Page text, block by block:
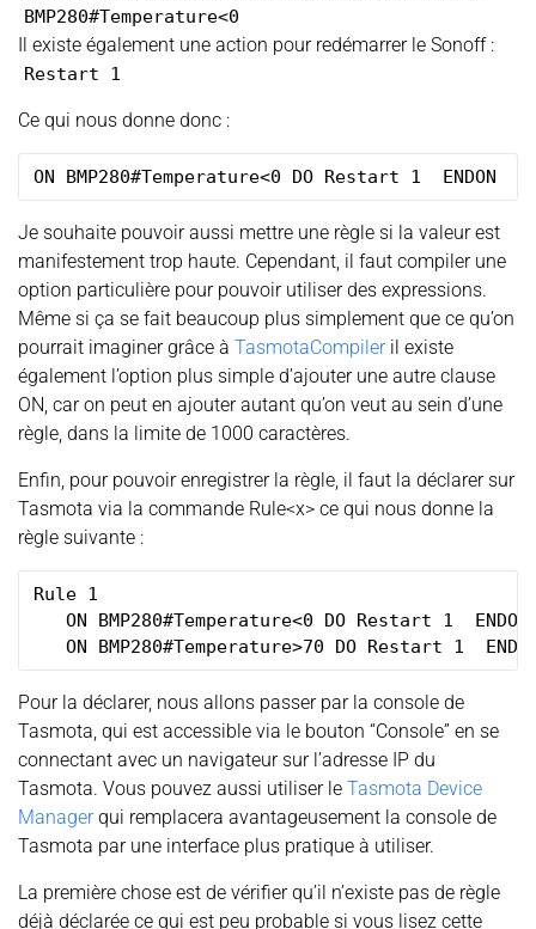
BMP280#Temperature<0
Il existe également une action pour redémarrer le Sonoff :
Restart 1
Ce qui nous donne donc :
Je souhaite pouvoir aussi mettre une règle si la valeur est
manifestement trop haute. Cependant, il faut compiler une
option particulière pour pouvoir utiliser des expressions.
Même si ça se fait beaucoup plus simplement que ce qu’on
pourrait imaginer grâce à TasmotaCompileril existe
également l’option plus simple d’ajouter une autre clause
ON, car on peut en ajouter autant qu’on veut au sein d’une
règle, dans la limite de 1000 caractères.
Enfin, pour pouvoir enregistrer la règle, il faut la déclarer sur
Tasmota via la commande Rule<x> ce qui nous donne la
règle suivante :
Rule 1
   ON BMP280#Temperature<0 DO Restart 1  ENDON
Pour la déclarer, nous allons passer par la console de
Tasmota, qui est accessible via le bouton “Console” en se
connectant avec un navigateur sur l’adresse IP du
Tasmota. Vous pouvez aussi utiliser le Tasmota Device
Managerqui remplacera avantageusement la console de
Tasmota par une interface plus pratique à utiliser.
La première chose est de vérifier qu’il n’existe pas de règle
déjà déclarée ce qui est peu probable si vous lisez cette